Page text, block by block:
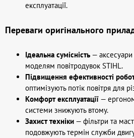
експлуатації.
Переваги оригінального
Ідеальна сумісність — аксесуари
моделям повітродувок STIHL.
Підвищення ефективності
оптимізують потік повітря для
Комфорт експлуатації —
системи знижують втому.
Захист техніки — фільтри та
подовжують термін служби